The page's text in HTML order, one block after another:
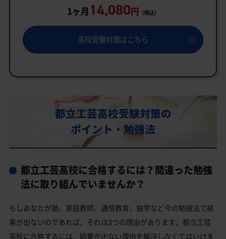
都立工芸高校受験専門のオンライン家庭教師「いつ
でもクイック指導」もご用意
都立工芸高校の特徴
都立工芸高校の偏差値
都立工芸高校合格に必要な内申点の目安
内申点の計算方法
都立工芸高校の所在地・アクセス
都立工芸高校卒業生の主な大学進学実績
国公立大学
私立大学
1ヶ月 14,080円 （税込）
高校受験対策はこちら
都立工芸高校受験対策の
ポイント・勉強法
都立工芸高校に合格するには？間違った勉強
法に取り組んでいませんか？
もしあなたが塾、家庭教師、通信教育、独学など今の勉強法で結
果が出ないのであれば、それは3つの理由があります。都立工芸
高校に合格するには、結果が出ない理由を解決しなくてはいけま